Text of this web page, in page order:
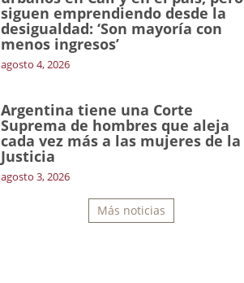
siguen emprendiendo desde la
desigualdad: ‘Son mayoría con
menos ingresos’
agosto 4, 2026
Argentina tiene una Corte
Suprema de hombres que aleja
cada vez más a las mujeres de la
Justicia
agosto 3, 2026
Más noticias